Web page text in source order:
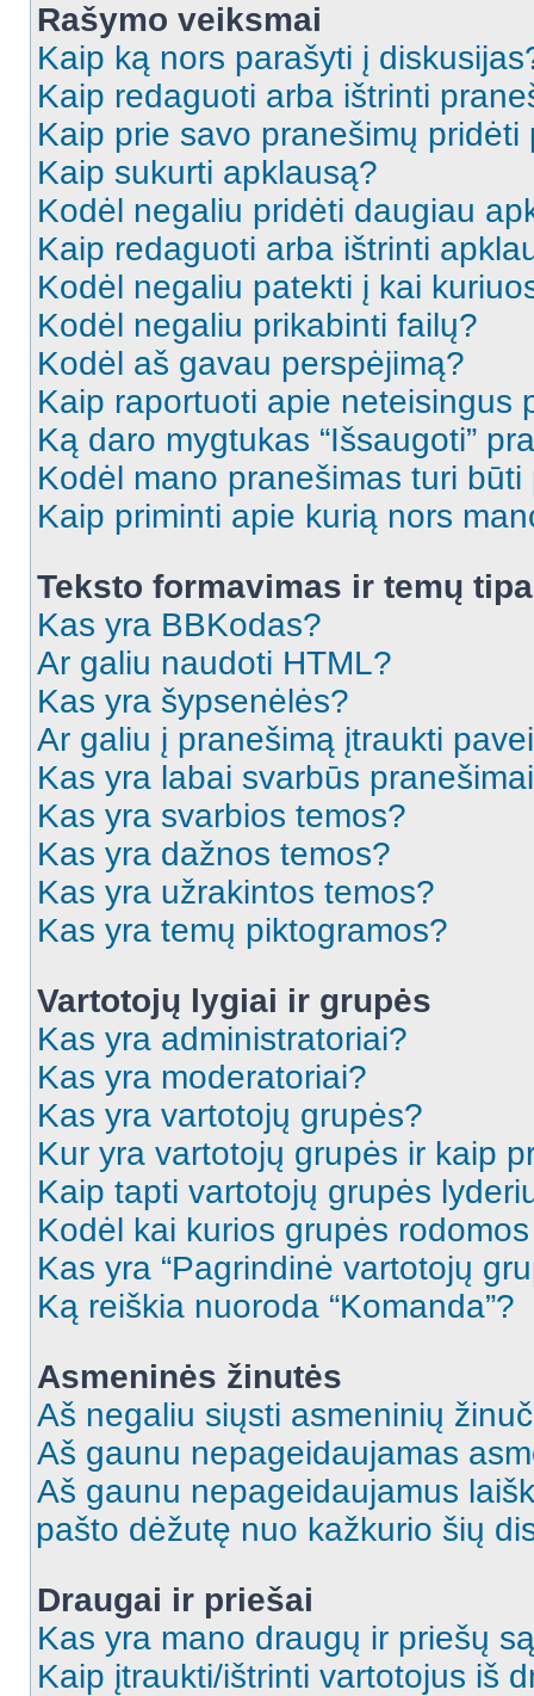
Rašymo veiksmai
Kaip ką nors parašyti į
Kaip redaguoti arba ištrinti
Kaip prie savo pranešimų pridėti
Kaip sukurti apklausą?
Kodėl negaliu pridėti daugiau
Kaip redaguoti arba ištrinti
Kodėl negaliu patekti į kai
Kodėl negaliu prikabinti failų?
Kodėl aš gavau perspėjimą?
Kaip raportuoti apie neteisingus
Ką daro mygtukas “Išsaugoti”
Kodėl mano pranešimas turi būti
Kaip priminti apie kurią nors
Teksto formavimas ir temų
Kas yra BBKodas?
Ar galiu naudoti HTML?
Kas yra šypsenėlės?
Ar galiu į pranešimą įtraukti
Kas yra labai svarbūs
Kas yra svarbios temos?
Kas yra dažnos temos?
Kas yra užrakintos temos?
Kas yra temų piktogramos?
Vartotojų lygiai ir grupės
Kas yra administratoriai?
Kas yra moderatoriai?
Kas yra vartotojų grupės?
Kur yra vartotojų grupės ir kaip
Kaip tapti vartotojų grupės
Kodėl kai kurios grupės
Kas yra “Pagrindinė vartotojų
Ką reiškia nuoroda “Komanda”?
Asmeninės žinutės
Aš negaliu siųsti asmeninių
Aš gaunu nepageidaujamas
Aš gaunu nepageidaujamus
pašto dėžutę nuo kažkurio šių
Draugai ir priešai
Kas yra mano draugų ir priešų
Kaip įtraukti/ištrinti vartotojus iš